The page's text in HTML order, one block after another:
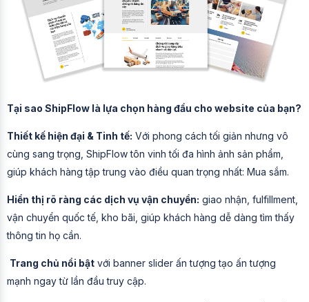
Tại sao ShipFlow là lựa chọn hàng đầu cho website của bạn?
Thiết kế hiện đại & Tinh tế: Với phong cách tối giản nhưng vô
cùng sang trọng, ShipFlow tôn vinh tối đa hình ảnh sản phẩm,
giúp khách hàng tập trung vào điều quan trọng nhất: Mua sắm.
Hiển thị rõ ràng các dịch vụ vận chuyển: giao nhận, fulfillment,
vận chuyển quốc tế, kho bãi, giúp khách hàng dễ dàng tìm thấy
thông tin họ cần.
Trang chủ nổi bật với banner slider ấn tượng tạo ấn tượng
mạnh ngay từ lần đầu truy cập.